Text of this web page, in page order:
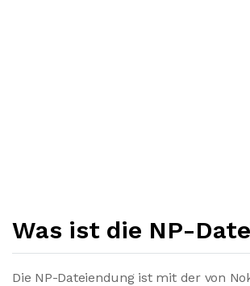
Was ist die NP-
Die NP-Dateiendung ist mit der von